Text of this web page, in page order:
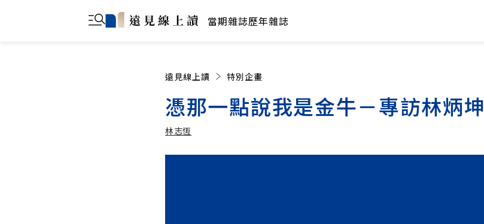
當期雜誌歷年雜誌
遠見線上讀 特別企畫
憑那一點說我是金牛－專訪林炳坤
林志恆